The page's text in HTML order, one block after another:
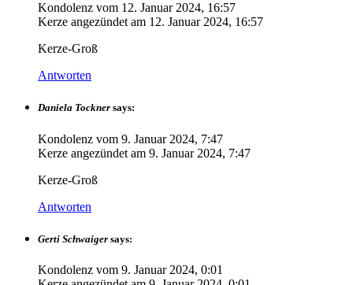
Kondolenz vom 12. Januar 2024, 16:57
Kerze angezündet am 12. Januar 2024, 16:57
Kerze-Groß
Antworten
Daniela Tockner says:
Kondolenz vom 9. Januar 2024, 7:47
Kerze angezündet am 9. Januar 2024, 7:47
Kerze-Groß
Antworten
Gerti Schwaiger says:
Kondolenz vom 9. Januar 2024, 0:01